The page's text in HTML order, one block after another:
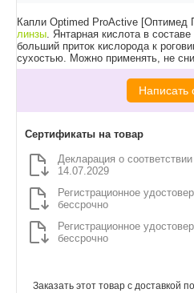
Капли Optimed ProActive [Оптимед
линзы. Янтарная кислота в
больший приток кислорода к
сухостью. Можно применять, не
Написать
Сертификаты на товар
Декларация о
14.07.2029
Регистрационное
бессрочно
Регистрационное
бессрочно
Заказать этот товар с доставкой